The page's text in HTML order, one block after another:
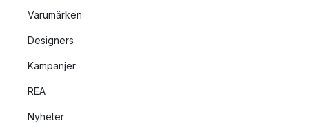
Varumärken
Designers
Kampanjer
REA
Nyheter